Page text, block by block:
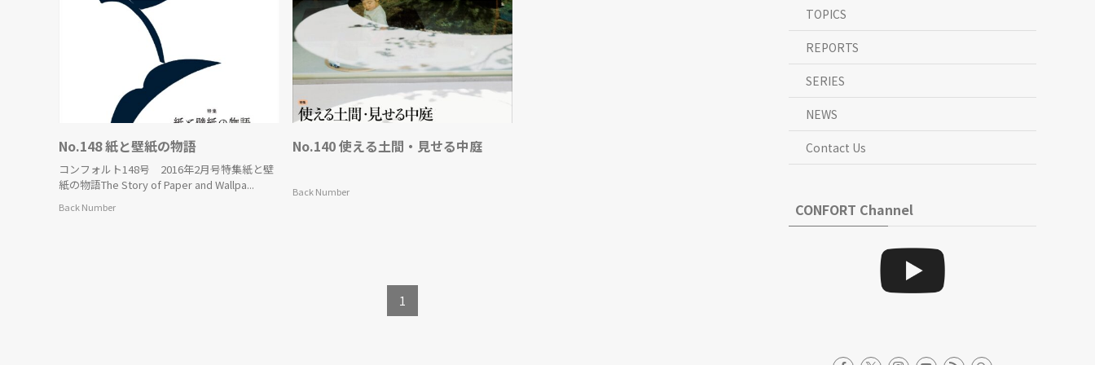
No.148 紙と壁紙の物語
コンフォルト148号 2016年2月号特集紙と壁
紙の物語The Story of Paper and Wallpa...
Back Number
No.140 使える土間・見せる中庭
Back Number
1
TOPICS
REPORTS
SERIES
NEWS
Contact Us
CONFORT Channel